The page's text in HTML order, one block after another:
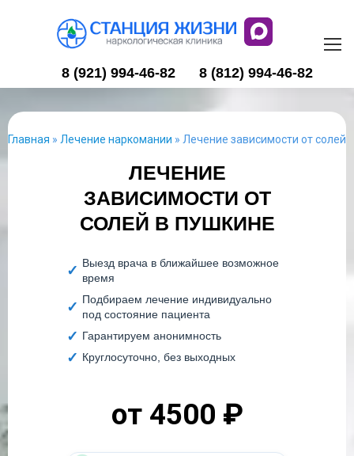
8 (921) 994-46-82 8 (812) 994-46-82
Главная » Лечение наркомании » Лечение зависимости от солей
ЛЕЧЕНИЕ
ЗАВИСИМОСТИ ОТ
СОЛЕЙ В ПУШКИНЕ
Выезд врача в ближайшее возможное
время
Подбираем лечение индивидуально
под состояние пациента
Гарантируем анонимность
Круглосуточно, без выходных
от 4500 ₽